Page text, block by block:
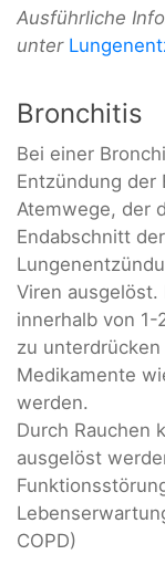
Ausführliche
unter
Bronchitis
Bei einer
Entzündung der
Atemwege, der
Endabschnitt
Viren
innerhalb von 1-
zu
Medikamente
werden.
Durch Rauchen
ausgelöst
COPD)